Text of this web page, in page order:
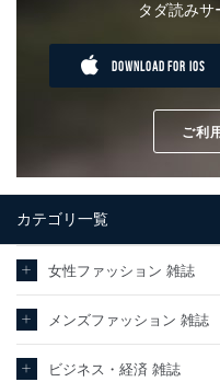
新の状態に保持してい
等を導入し、自動更新
としています。
情報システムの使用に伴
メール等により個人
当社は、内部監査及びマネジ
情報保護マネジメントシス
を維持します。
苦情及び相談受付け窓口
適切、かつ迅速に対応させて
タダ読みサ
DOWNLOAD FOR IOS
ご利
カテゴリ一覧
女性ファッション 雑誌
メンズファッション 雑誌
ビジネス・経済 雑誌